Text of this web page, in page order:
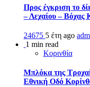
Προς έγκριση το
– Λεχαίου – Βόχας
24675 5 έτη ago
1 min read
Κορινθία
Μπλόκα της
Εθνική Οδό